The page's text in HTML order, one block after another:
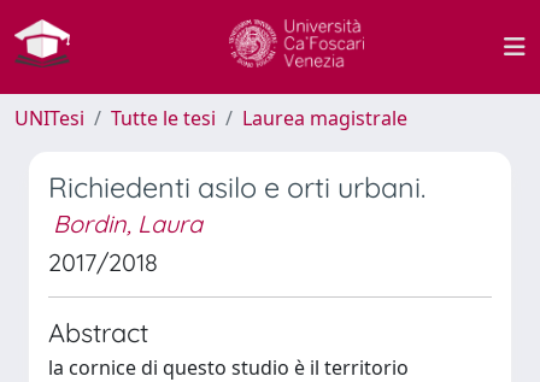
UNITesi Tutte le tesi Laurea magistrale
Richiedenti asilo e orti urbani.
Bordin, Laura
2017/2018
Abstract
la cornice di questo studio è il territorio